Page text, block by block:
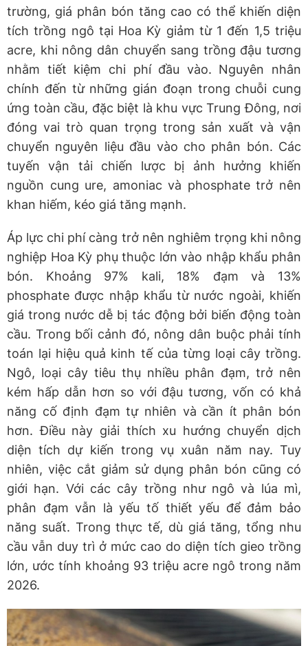
trường, giá phân bón tăng cao có thể khiến diện
tích trồng ngô tại Hoa Kỳ giảm từ 1 đến 1,5 triệu
acre, khi nông dân chuyển sang trồng đậu tương
nhằm tiết kiệm chi phí đầu vào. Nguyên nhân
chính đến từ những gián đoạn trong chuỗi cung
ứng toàn cầu, đặc biệt là khu vực Trung Đông, nơi
đóng vai trò quan trọng trong sản xuất và vận
chuyển nguyên liệu đầu vào cho phân bón. Các
tuyến vận tải chiến lược bị ảnh hưởng khiến
nguồn cung ure, amoniac và phosphate trở nên
khan hiếm, kéo giá tăng mạnh.
Áp lực chi phí càng trở nên nghiêm trọng khi nông
nghiệp Hoa Kỳ phụ thuộc lớn vào nhập khẩu phân
bón. Khoảng 97% kali, 18% đạm và 13%
phosphate được nhập khẩu từ nước ngoài, khiến
giá trong nước dễ bị tác động bởi biến động toàn
cầu. Trong bối cảnh đó, nông dân buộc phải tính
toán lại hiệu quả kinh tế của từng loại cây trồng.
Ngô, loại cây tiêu thụ nhiều phân đạm, trở nên
kém hấp dẫn hơn so với đậu tương, vốn có khả
năng cố định đạm tự nhiên và cần ít phân bón
hơn. Điều này giải thích xu hướng chuyển dịch
diện tích dự kiến trong vụ xuân năm nay. Tuy
nhiên, việc cắt giảm sử dụng phân bón cũng có
giới hạn. Với các cây trồng như ngô và lúa mì,
phân đạm vẫn là yếu tố thiết yếu để đảm bảo
năng suất. Trong thực tế, dù giá tăng, tổng nhu
cầu vẫn duy trì ở mức cao do diện tích gieo trồng
lớn, ước tính khoảng 93 triệu acre ngô trong năm
2026.